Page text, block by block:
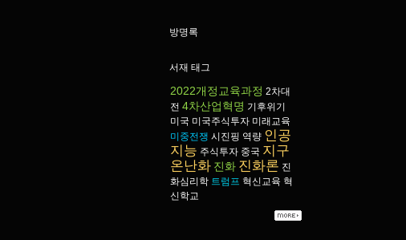
방명록
서재 태그
2022개정교육과정 2차대
전 4차산업혁명 기후위기
미국 미국주식투자 미래교육
미중전쟁 시진핑 역량 인공
지능 주식투자 중국 지구
온난화 진화 진화론 진
화심리학 트럼프 혁신교육 혁
신학교